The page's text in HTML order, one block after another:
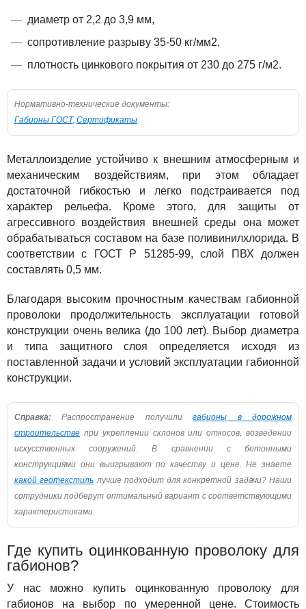
диаметр от 2,2 до 3,9 мм,
сопротивление разрыву 35-50 кг/мм2,
плотность цинкового покрытия от 230 до 275 г/м2.
Нормативно-технические документы:
Габионы ГОСТ, Сертификаты
Металлоизделие устойчиво к внешним атмосферным и
механическим воздействиям, при этом обладает
достаточной гибкостью и легко подстраивается под
характер рельефа. Кроме этого, для защиты от
агрессивного воздействия внешней среды она может
обрабатываться составом на базе поливинилхлорида. В
соответствии с ГОСТ Р 51285-99, слой ПВХ должен
составлять 0,5 мм.
Благодаря высоким прочностным качествам габионной
проволоки продолжительность эксплуатации готовой
конструкции очень велика (до 100 лет). Выбор диаметра
и типа защитного слоя определяется исходя из
поставленной задачи и условий эксплуатации габионной
конструкции.
Справка: Распространение получилигабионы в дорожном
строительстве при укреплении склонов или откосов, возведении
искусственных сооружений. В сравнении с бетонными
конструкциями они выигрывают по качеству и цене. Не знаете
какой геотекстиль лучше подходит для конкретной задачи? Наши
сотрудники подберут оптимальный вариант с соответствующими
характеристиками.
Где купить оцинкованную проволоку для
габионов?
У нас можно купить оцинкованную проволоку для
габионов на выбор по умеренной цене. Стоимость